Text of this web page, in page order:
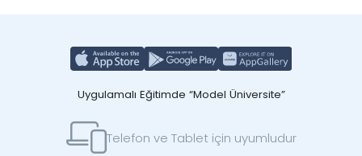
Uygulamalı Eğitimde “Model Üniversite”
Telefon ve Tablet için uyumludur